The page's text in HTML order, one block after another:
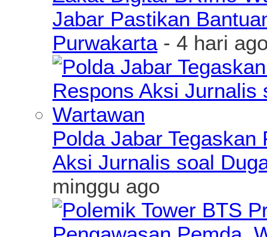
Jabar Pastikan
Purwakarta- 4 hari
Polda Jabar
Aksi Jurnalis soal
minggu ago